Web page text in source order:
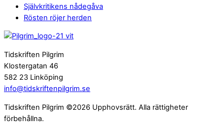
Självkritikens nådegåva
Rösten röjer herden
Tidskriften Pilgrim
Klostergatan 46
582 23 Linköping
info@tidskriftenpilgrim.se
Tidskriften Pilgrim ©2026 Upphovsrätt. Alla rättigheter
förbehållna.